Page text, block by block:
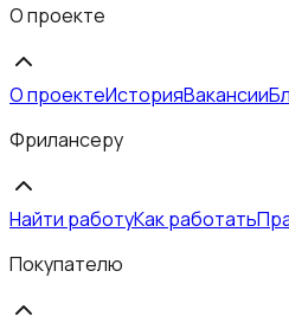
О проекте
О проектеИсторияВакансии
Фрилансеру
Найти работуКак работать
Покупателю